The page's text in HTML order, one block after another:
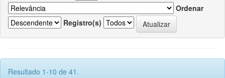
Ordenar
Registro(s)
Resultado 1-10 de 41.